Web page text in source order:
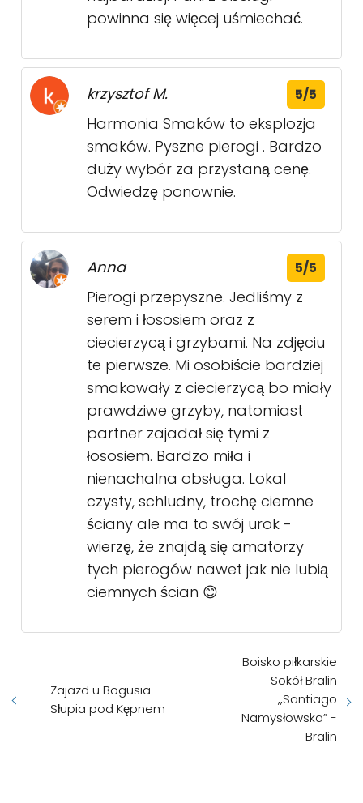
powinna się więcej uśmiechać.
krzysztof M. 5/5
Harmonia Smaków to eksplozja
smaków. Pyszne pierogi . Bardzo
duży wybór za przystaną cenę.
Odwiedzę ponownie.
Anna 5/5
Pierogi przepyszne. Jedliśmy z
serem i łososiem oraz z
ciecierzycą i grzybami. Na zdjęciu
te pierwsze. Mi osobiście bardziej
smakowały z ciecierzycą bo miały
prawdziwe grzyby, natomiast
partner zajadał się tymi z
łososiem. Bardzo miła i
nienachalna obsługa. Lokal
czysty, schludny, trochę ciemne
ściany ale ma to swój urok -
wierzę, że znajdą się amatorzy
tych pierogów nawet jak nie lubią
ciemnych ścian 😊
Zajazd u Bogusia -
Słupia pod Kępnem
Boisko piłkarskie
Sokół Bralin
,,Santiago
Namysłowska” -
Bralin